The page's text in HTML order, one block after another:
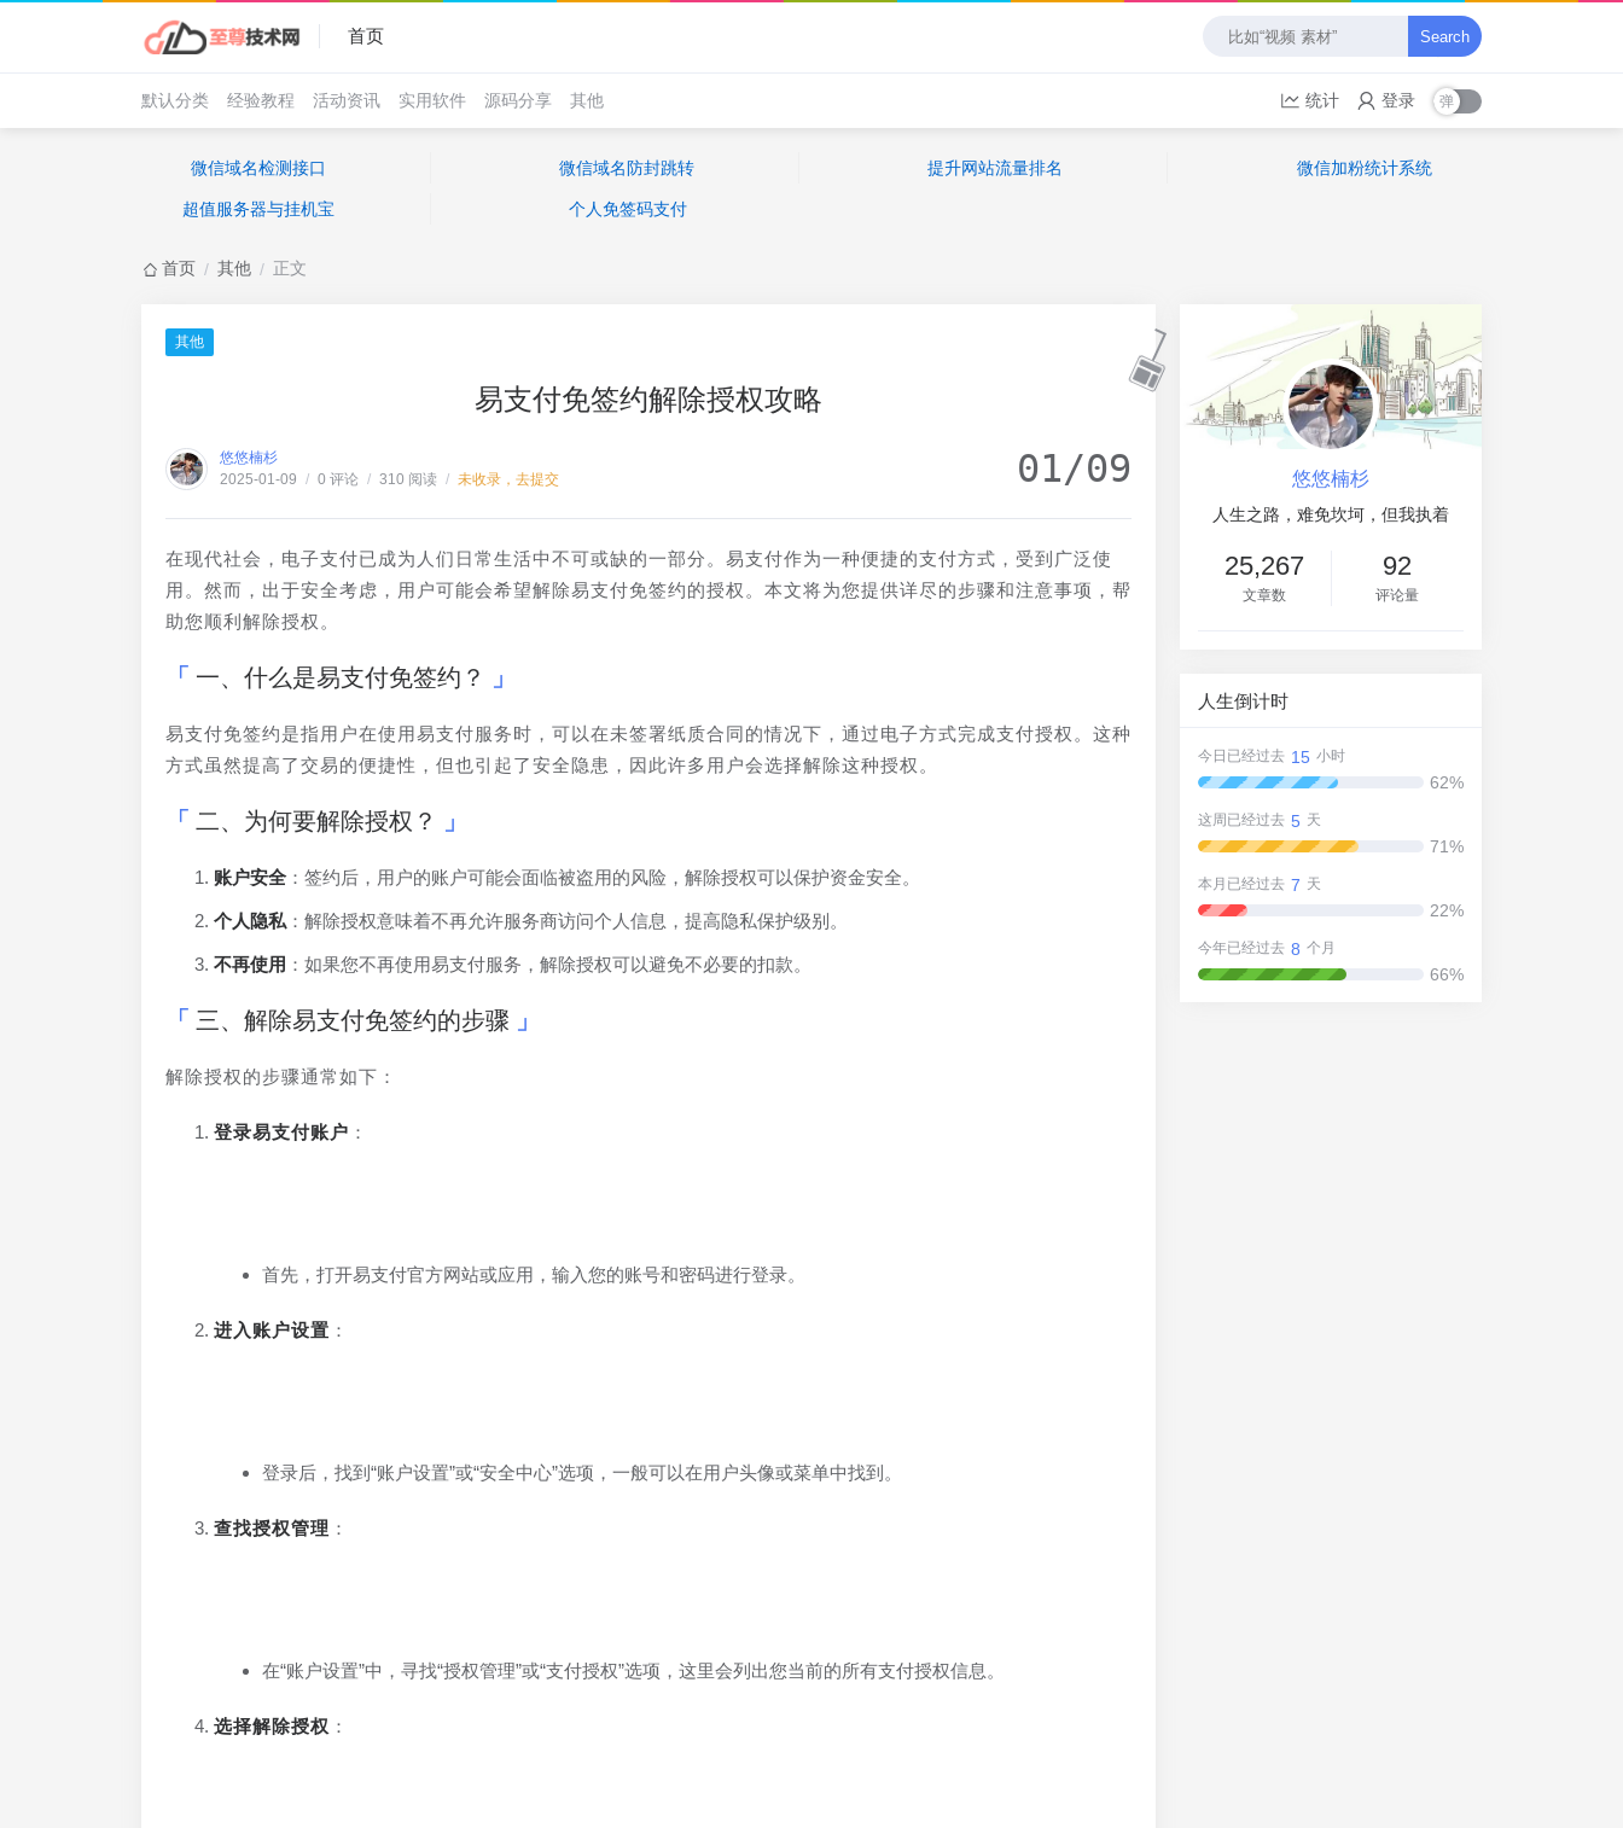
首页 Search
默认分类 经验教程 活动资讯 实用软件 源码分享 其他 统计 登录
微信域名检测接口 微信域名防封跳转 提升网站流量排名 微信加粉统计系统
超值服务器与挂机宝 个人免签码支付
首页 / 其他 / 正文
其他
易支付免签约解除授权攻略
悠悠楠杉
2025-01-09 / 0 评论 / 310 阅读 / 未收录，去提交 01/09
在现代社会，电子支付已成为人们日常生活中不可或缺的一部分。易支付作为一种便捷的支付方式，受到广泛使
用。然而，出于安全考虑，用户可能会希望解除易支付免签约的授权。本文将为您提供详尽的步骤和注意事项，帮
助您顺利解除授权。
一、什么是易支付免签约？
易支付免签约是指用户在使用易支付服务时，可以在未签署纸质合同的情况下，通过电子方式完成支付授权。这种
方式虽然提高了交易的便捷性，但也引起了安全隐患，因此许多用户会选择解除这种授权。
二、为何要解除授权？
账户安全：签约后，用户的账户可能会面临被盗用的风险，解除授权可以保护资金安全。
个人隐私 ：解除授权意味着不再允许服务商访问个人信息，提高隐私保护级别。
不再使用 ：如果您不再使用易支付服务，解除授权可以避免不必要的扣款。
三、解除易支付免签约的步骤
解除授权的步骤通常如下：
登录易支付账户 ：
首先，打开易支付官方网站或应用，输入您的账号和密码进行登录。
进入账户设置 ：
登录后，找到“账户设置”或“安全中心”选项，一般可以在用户头像或菜单中找到。
查找授权管理 ：
在“账户设置”中，寻找“授权管理”或“支付授权”选项，这里会列出您当前的所有支付授权信息。
选择解除授权 ：
悠悠楠杉
人生之路，难免坎坷，但我执着
25,267
文章数
92
评论量
人生倒计时
今日已经过去 15 小时
62%
这周已经过去 5 天
71%
本月已经过去 7 天
22%
今年已经过去 8 个月
66%